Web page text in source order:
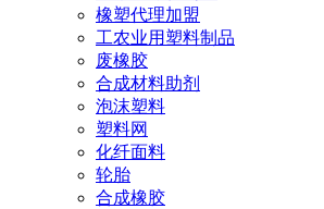
橡塑代理加盟
工农业用塑料制品
废橡胶
合成材料助剂
泡沫塑料
塑料网
化纤面料
轮胎
合成橡胶